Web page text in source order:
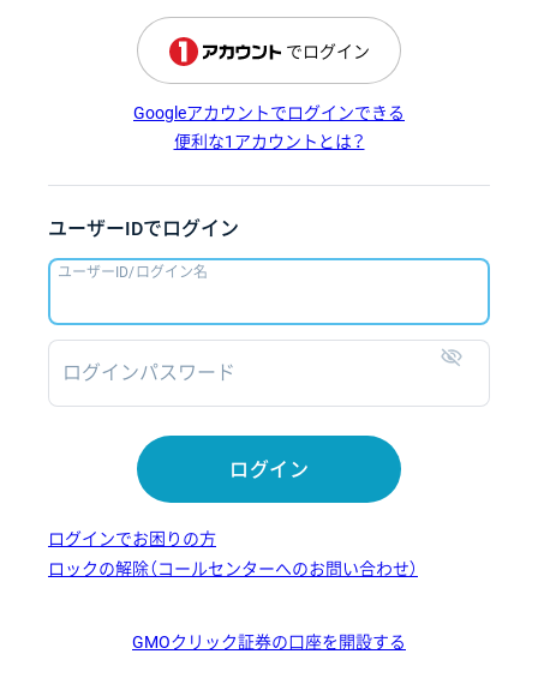
でログイン
Googleアカウントでログインできる
便利な1アカウントとは？
ユーザーIDでログイン
ユーザーID/ログイン名
ログインパスワード
ログイン
ログインでお困りの方
ロックの解除（コールセンターへのお問い合わせ）
GMOクリック証券の口座を開設する